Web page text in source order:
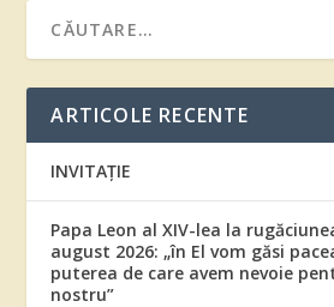
ARTICOLE RECENTE
INVITAȚIE
Papa Leon al XIV-lea la
august 2026: „în El vom găsi
puterea de care avem nevoie
nostru”